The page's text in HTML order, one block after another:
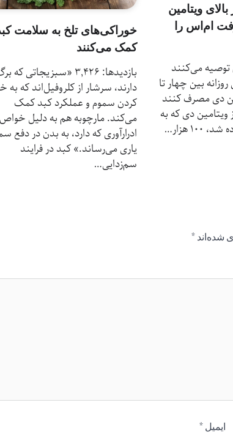
ویتامین
ام‌اس را
پزشکان توصیه می‌کنند
بین چهار تا
دی مصرف کنند
ویتامین دی که به
هزار…
خوراکی‌های تلخ به سلامت
کمک می‌کنند
بازدیدها: 3,426 «سبزیجاتی
دارند، سرشار از کلروفیل‌اند که به
کردن سموم و عملکرد کبد کمک
می‌کند. مارچوبه هم به دلیل خواص
ادرارآوری که دارد، به بدن در دفع
یاری می‌رساند.» کبد در فرایند
سم‌زدایی…
شده‌اند *
ایمیل *